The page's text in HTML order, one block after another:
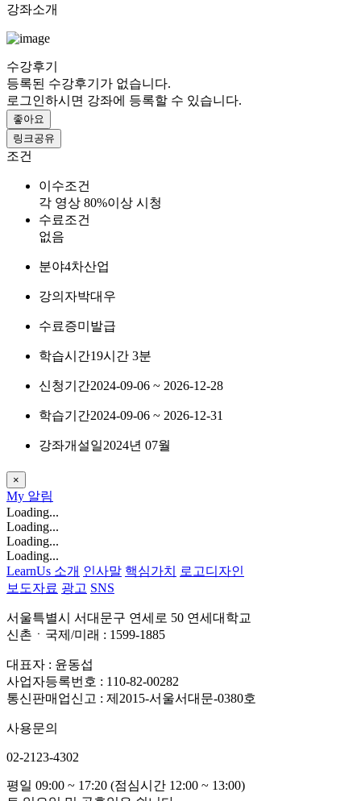
강좌소개
수강후기
등록된 수강후기가 없습니다.
로그인하시면 강좌에 등록할 수 있습니다.
좋아요
링크공유
조건
이수조건
각 영상 80%이상 시청
수료조건
없음
분야4차산업
강의자박대우
수료증미발급
학습시간19시간 3분
신청기간2024-09-06 ~ 2026-12-28
학습기간2024-09-06 ~ 2026-12-31
강좌개설일2024년 07월
×
My 알림
Loading...
Loading...
Loading...
Loading...
LearnUs 소개 인사말 핵심가치
로고디자인
보도자료 광고 SNS
서울특별시 서대문구 연세로 50 연세대학교
신촌ㆍ국제/미래 : 1599-1885
대표자 : 윤동섭
사업자등록번호 : 110-82-00282
통신판매업신고 : 제2015-서울서대문-0380호
사용문의
02-2123-4302
평일 09:00 ~ 17:20 (점심시간 12:00 ~ 13:00)